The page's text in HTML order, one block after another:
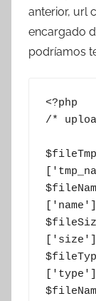
anterior, url
encargado
podríamos
<?php
/*